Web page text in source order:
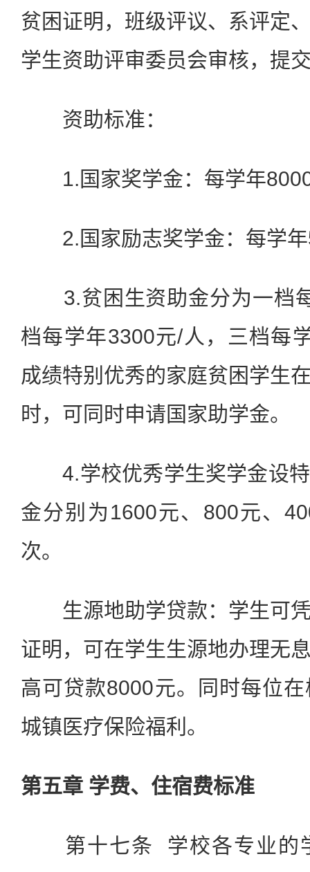
贫困证明，班级评议、系评定
学生资助评审委员会审核，提
资助标准：
1.国家奖学金：每学年
2.国家励志奖学金：每学年
3.贫困生资助金分为一档
档每学年3300元/人，三档每
成绩特别优秀的家庭贫困学生
时，可同时申请国家助学金。
4.学校优秀学生奖学金设特
金分别为1600元、800元、
次。
生源地助学贷款：学生可凭
证明，可在学生生源地办理无
高可贷款8000元。同时每位
城镇医疗保险福利。
第五章 学费、住宿费标准
第十七条 学校各专业的